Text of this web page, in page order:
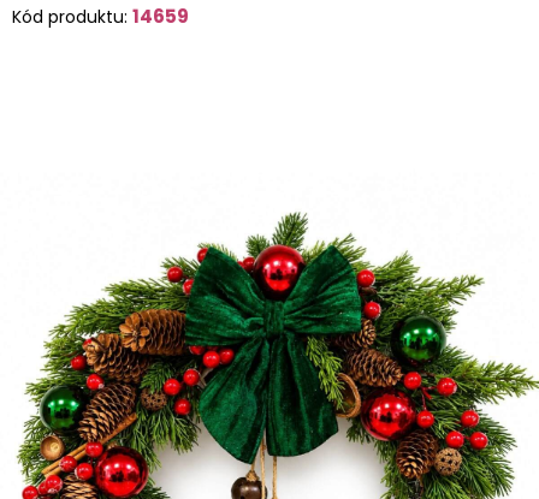
Kód produktu: 14659